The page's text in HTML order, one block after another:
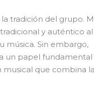
tradición del grupo.
y auténtico
música. Sin embargo,
papel fundamental
musical que combina